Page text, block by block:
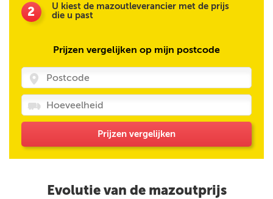
2
U kiest de mazoutleverancier met de prijs
die u past
Prijzen vergelijken op mijn postcode
Prijzen vergelijken
Evolutie van de mazoutprijs